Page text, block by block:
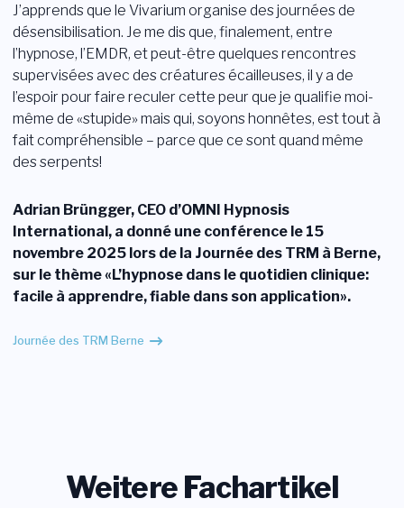
J’apprends que le Vivarium organise des journées de
désensibilisation. Je me dis que, finalement, entre
l’hypnose, l’EMDR, et peut-être quelques rencontres
supervisées avec des créatures écailleuses, il y a de
l’espoir pour faire reculer cette peur que je qualifie moi-
même de «stupide» mais qui, soyons honnêtes, est tout à
fait compréhensible – parce que ce sont quand même
des serpents!
Adrian Brüngger, CEO d’OMNI Hypnosis
International, a donné une conférence le 15
novembre 2025 lors de la Journée des TRM à Berne,
sur le thème «L’hypnose dans le quotidien clinique:
facile à apprendre, fiable dans son application».
Journée des TRM Berne
Weitere Fachartikel